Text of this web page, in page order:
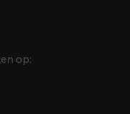
op: